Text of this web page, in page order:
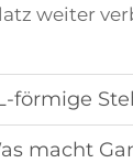
weiter
förmige Stehschreibtische: Eine
Gaming-Schreibtische zu einer